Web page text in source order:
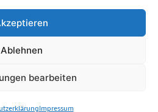
Ablehnen
bearbeiten
Impressum
Alle Rechte vorbehalten.